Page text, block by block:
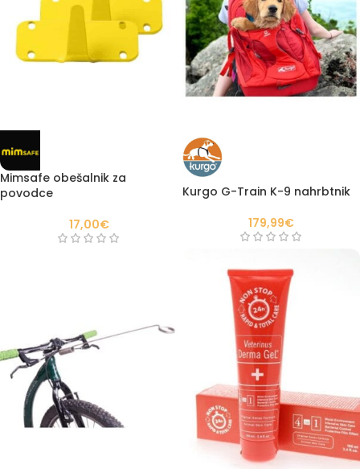
Mimsafe obešalnik za
povodce
17,00€
Kurgo G-Train K-9 nahrbtnik
179,99€